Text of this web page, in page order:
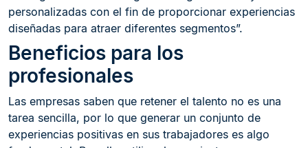
personalizadas con el fin de proporcionar experiencias
diseñadas para atraer diferentes segmentos”.
Beneficios para los
profesionales
Las empresas saben que retener el talento no es una
tarea sencilla, por lo que generar un conjunto de
experiencias positivas en sus trabajadores es algo